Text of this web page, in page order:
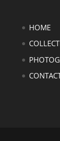
HOME